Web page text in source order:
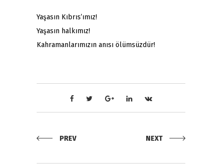
Yaşasın Kıbrıs’ımız!
Yaşasın halkımız!
Kahramanlarımızın anısı ölümsüzdür!
PREV NEXT